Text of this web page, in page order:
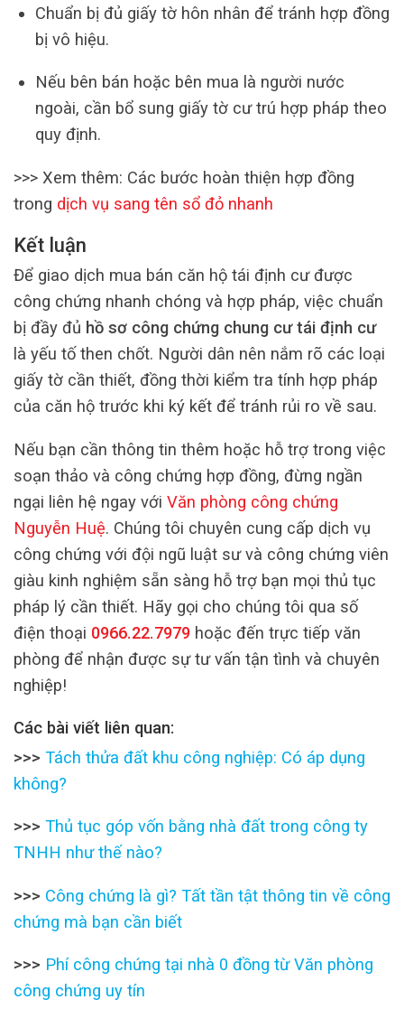
Chuẩn bị đủ giấy tờ hôn nhân để tránh hợp đồng
bị vô hiệu.
Nếu bên bán hoặc bên mua là người nước
ngoài, cần bổ sung giấy tờ cư trú hợp pháp theo
quy định.
>>> Xem thêm: Các bước hoàn thiện hợp đồng
trong dịch vụ sang tên sổ đỏ nhanh
Kết luận
Để giao dịch mua bán căn hộ tái định cư được
công chứng nhanh chóng và hợp pháp, việc chuẩn
bị đầy đủ hồ sơ công chứng chung cư tái định cư
là yếu tố then chốt. Người dân nên nắm rõ các loại
giấy tờ cần thiết, đồng thời kiểm tra tính hợp pháp
của căn hộ trước khi ký kết để tránh rủi ro về sau.
Nếu bạn cần thông tin thêm hoặc hỗ trợ trong việc
soạn thảo và công chứng hợp đồng, đừng ngần
ngại liên hệ ngay với Văn phòng công chứng
Nguyễn Huệ. Chúng tôi chuyên cung cấp dịch vụ
công chứng với đội ngũ luật sư và công chứng viên
giàu kinh nghiệm sẵn sàng hỗ trợ bạn mọi thủ tục
pháp lý cần thiết. Hãy gọi cho chúng tôi qua số
điện thoại 0966.22.7979 hoặc đến trực tiếp văn
phòng để nhận được sự tư vấn tận tình và chuyên
nghiệp!
Các bài viết liên quan:
>>> Tách thửa đất khu công nghiệp: Có áp dụng
không?
>>> Thủ tục góp vốn bằng nhà đất trong công ty
TNHH như thế nào?
>>> Công chứng là gì? Tất tần tật thông tin về công
chứng mà bạn cần biết
>>> Phí công chứng tại nhà 0 đồng từ Văn phòng
công chứng uy tín